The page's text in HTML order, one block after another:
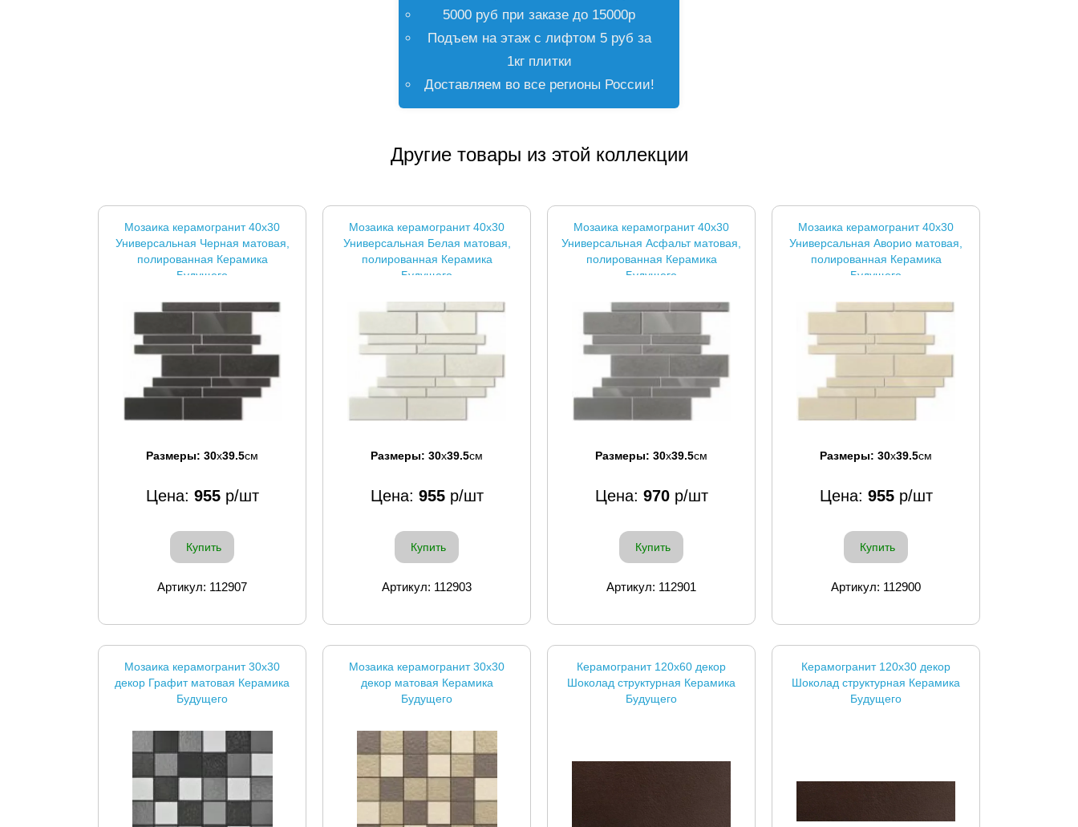
5000 руб при заказе до 15000р
Подъем на этаж с лифтом 5 руб за
1кг плитки
Доставляем во все регионы России!
Другие товары из этой коллекции
Мозаика керамогранит 40x30
Универсальная Черная матовая,
полированная Керамика
Будущего
Размеры: 30x39.5см
Цена: 955р/шт
Купить
Артикул: 112907
Мозаика керамогранит 40x30
Универсальная Белая матовая,
полированная Керамика
Будущего
Размеры: 30x39.5см
Цена: 955р/шт
Купить
Артикул: 112903
Мозаика керамогранит 40x30
Универсальная Асфальт матовая,
полированная Керамика
Будущего
Размеры: 30x39.5см
Цена: 970р/шт
Купить
Артикул: 112901
Мозаика керамогранит 40x30
Универсальная Аворио матовая,
полированная Керамика
Будущего
Размеры: 30x39.5см
Цена: 955р/шт
Купить
Артикул: 112900
Мозаика керамогранит 30x30
декор Графит матовая Керамика
Будущего
Мозаика керамогранит 30x30
декор матовая Керамика
Будущего
Керамогранит 120x60 декор
Шоколад структурная Керамика
Будущего
Керамогранит 120x30 декор
Шоколад структурная Керамика
Будущего